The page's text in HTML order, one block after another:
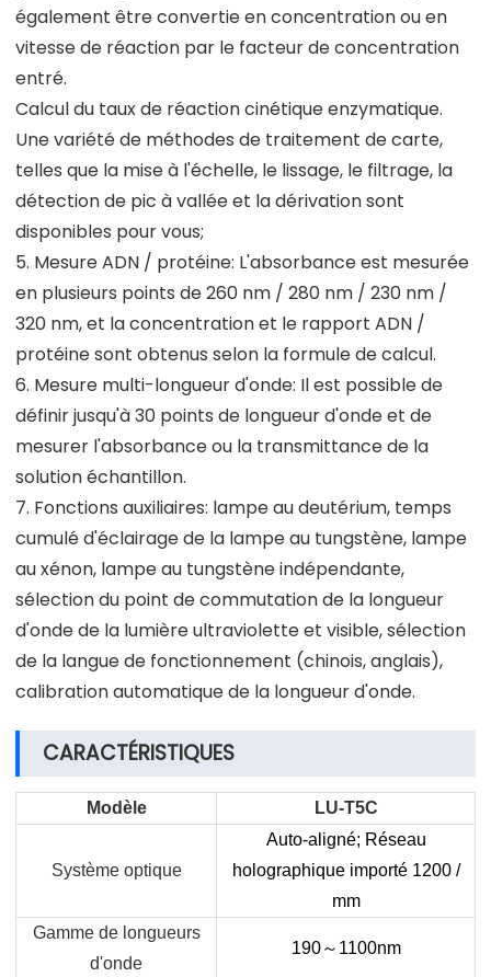
également être convertie en concentration ou en
vitesse de réaction par le facteur de concentration
entré.
Calcul du taux de réaction cinétique enzymatique.
Une variété de méthodes de traitement de carte,
telles que la mise à l'échelle, le lissage, le filtrage, la
détection de pic à vallée et la dérivation sont
disponibles pour vous;
5. Mesure ADN / protéine: L'absorbance est mesurée
en plusieurs points de 260 nm / 280 nm / 230 nm /
320 nm, et la concentration et le rapport ADN /
protéine sont obtenus selon la formule de calcul.
6. Mesure multi-longueur d'onde: Il est possible de
définir jusqu'à 30 points de longueur d'onde et de
mesurer l'absorbance ou la transmittance de la
solution échantillon.
7. Fonctions auxiliaires: lampe au deutérium, temps
cumulé d'éclairage de la lampe au tungstène, lampe
au xénon, lampe au tungstène indépendante,
sélection du point de commutation de la longueur
d'onde de la lumière ultraviolette et visible, sélection
de la langue de fonctionnement (chinois, anglais),
calibration automatique de la longueur d'onde.
CARACTÉRISTIQUES
Modèle LU-T5C
Système optique
Auto-aligné; Réseau
holographique importé 1200 /
mm
Gamme de longueurs
d'onde
190～ 1100nm